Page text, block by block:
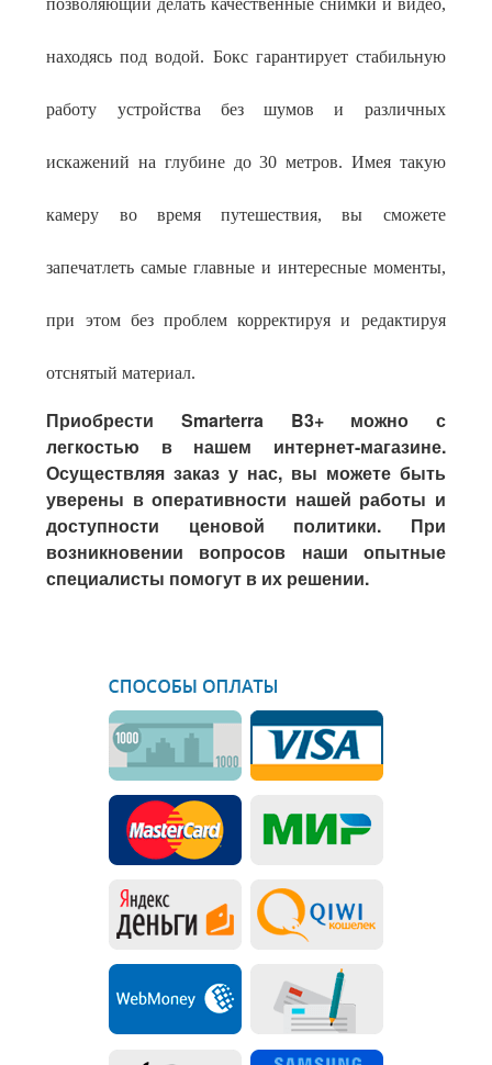
позволяющий делать качественные снимки и видео,
находясь под водой. Бокс гарантирует стабильную
работу устройства без шумов и различных
искажений на глубине до 30 метров. Имея такую
камеру во время путешествия, вы сможете
запечатлеть самые главные и интересные моменты,
при этом без проблем корректируя и редактируя
отснятый материал.
Приобрести Smarterra B3+ можно с
легкостью в нашем интернет-магазине.
Осуществляя заказ у нас, вы можете быть
уверены в оперативности нашей работы и
доступности ценовой политики. При
возникновении вопросов наши опытные
специалисты помогут в их решении.